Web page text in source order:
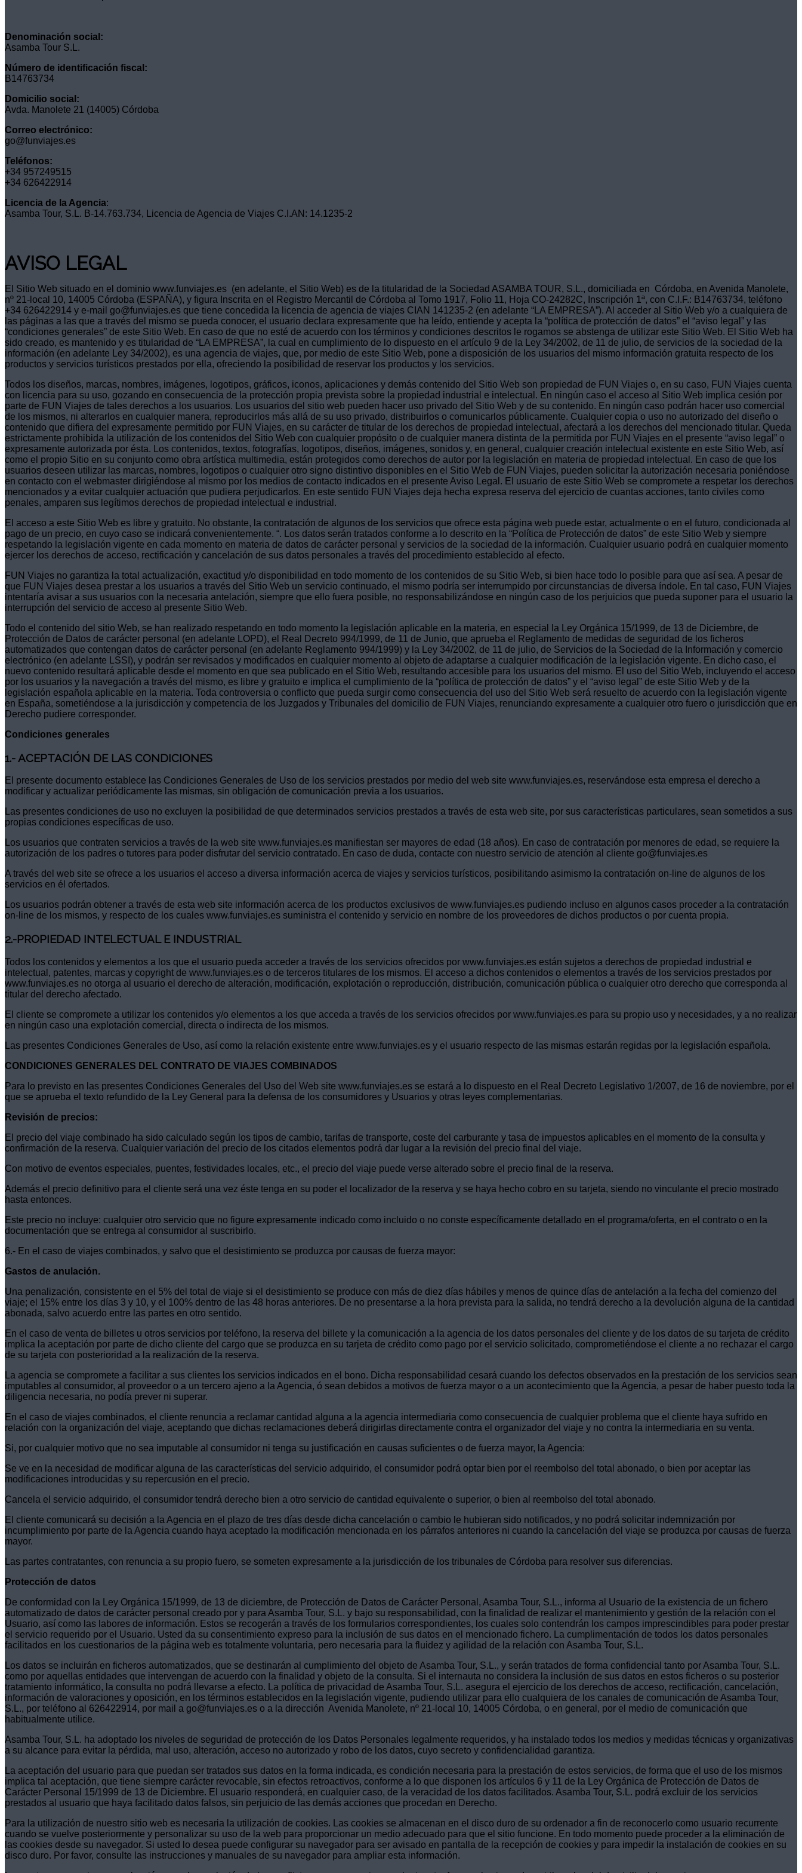
Denominación social:
Asamba Tour S.L.
Número de identificación fiscal:
B14763734
Domicilio social:
Avda. Manolete 21 (14005) Córdoba
Correo electrónico:
go@funviajes.es
Teléfonos:
+34 957249515
+34 626422914
Licencia de la Agencia:
Asamba Tour, S.L. B-14.763.734, Licencia de Agencia de Viajes C.I.AN: 14.1235-2
AVISO LEGAL
El Sitio Web situado en el dominio www.funviajes.es (en adelante, el Sitio Web) es de la titularidad de la Sociedad ASAMBA TOUR, S.L., domiciliada en Córdoba, en Avenida Manolete,
nº 21-local 10, 14005 Córdoba (ESPAÑA), y figura Inscrita en el Registro Mercantil de Córdoba al Tomo 1917, Folio 11, Hoja CO-24282C, Inscripción 1ª, con C.I.F.: B14763734, teléfono
+34 626422914 y e-mail go@funviajes.es que tiene concedida la licencia de agencia de viajes CIAN 141235-2 (en adelante “LA EMPRESA”). Al acceder al Sitio Web y/o a cualquiera de
las páginas a las que a través del mismo se pueda conocer, el usuario declara expresamente que ha leído, entiende y acepta la “política de protección de datos” el “aviso legal” y las
“condiciones generales” de este Sitio Web. En caso de que no esté de acuerdo con los términos y condiciones descritos le rogamos se abstenga de utilizar este Sitio Web. El Sitio Web ha
sido creado, es mantenido y es titularidad de “LA EMPRESA”, la cual en cumplimiento de lo dispuesto en el artículo 9 de la Ley 34/2002, de 11 de julio, de servicios de la sociedad de la
información (en adelante Ley 34/2002), es una agencia de viajes, que, por medio de este Sitio Web, pone a disposición de los usuarios del mismo información gratuita respecto de los
productos y servicios turísticos prestados por ella, ofreciendo la posibilidad de reservar los productos y los servicios.
Todos los diseños, marcas, nombres, imágenes, logotipos, gráficos, iconos, aplicaciones y demás contenido del Sitio Web son propiedad de FUN Viajes o, en su caso, FUN Viajes cuenta
con licencia para su uso, gozando en consecuencia de la protección propia prevista sobre la propiedad industrial e intelectual. En ningún caso el acceso al Sitio Web implica cesión por
parte de FUN Viajes de tales derechos a los usuarios. Los usuarios del sitio web pueden hacer uso privado del Sitio Web y de su contenido. En ningún caso podrán hacer uso comercial
de los mismos, ni alterarlos en cualquier manera, reproducirlos más allá de su uso privado, distribuirlos o comunicarlos públicamente. Cualquier copia o uso no autorizado del diseño o
contenido que difiera del expresamente permitido por FUN Viajes, en su carácter de titular de los derechos de propiedad intelectual, afectará a los derechos del mencionado titular. Queda
estrictamente prohibida la utilización de los contenidos del Sitio Web con cualquier propósito o de cualquier manera distinta de la permitida por FUN Viajes en el presente “aviso legal” o
expresamente autorizada por ésta. Los contenidos, textos, fotografías, logotipos, diseños, imágenes, sonidos y, en general, cualquier creación intelectual existente en este Sitio Web, así
como el propio Sitio en su conjunto como obra artística multimedia, están protegidos como derechos de autor por la legislación en materia de propiedad intelectual. En caso de que los
usuarios deseen utilizar las marcas, nombres, logotipos o cualquier otro signo distintivo disponibles en el Sitio Web de FUN Viajes, pueden solicitar la autorización necesaria poniéndose
en contacto con el webmaster dirigiéndose al mismo por los medios de contacto indicados en el presente Aviso Legal. El usuario de este Sitio Web se compromete a respetar los derechos
mencionados y a evitar cualquier actuación que pudiera perjudicarlos. En este sentido FUN Viajes deja hecha expresa reserva del ejercicio de cuantas acciones, tanto civiles como
penales, amparen sus legítimos derechos de propiedad intelectual e industrial.
El acceso a este Sitio Web es libre y gratuito. No obstante, la contratación de algunos de los servicios que ofrece esta página web puede estar, actualmente o en el futuro, condicionada al
pago de un precio, en cuyo caso se indicará convenientemente. “. Los datos serán tratados conforme a lo descrito en la “Política de Protección de datos” de este Sitio Web y siempre
respetando la legislación vigente en cada momento en materia de datos de carácter personal y servicios de la sociedad de la información. Cualquier usuario podrá en cualquier momento
ejercer los derechos de acceso, rectificación y cancelación de sus datos personales a través del procedimiento establecido al efecto.
FUN Viajes no garantiza la total actualización, exactitud y/o disponibilidad en todo momento de los contenidos de su Sitio Web, si bien hace todo lo posible para que así sea. A pesar de
que FUN Viajes desea prestar a los usuarios a través del Sitio Web un servicio continuado, el mismo podría ser interrumpido por circunstancias de diversa índole. En tal caso, FUN Viajes
intentaría avisar a sus usuarios con la necesaria antelación, siempre que ello fuera posible, no responsabilizándose en ningún caso de los perjuicios que pueda suponer para el usuario la
interrupción del servicio de acceso al presente Sitio Web.
Todo el contenido del sitio Web, se han realizado respetando en todo momento la legislación aplicable en la materia, en especial la Ley Orgánica 15/1999, de 13 de Diciembre, de
Protección de Datos de carácter personal (en adelante LOPD), el Real Decreto 994/1999, de 11 de Junio, que aprueba el Reglamento de medidas de seguridad de los ficheros
automatizados que contengan datos de carácter personal (en adelante Reglamento 994/1999) y la Ley 34/2002, de 11 de julio, de Servicios de la Sociedad de la Información y comercio
electrónico (en adelante LSSI), y podrán ser revisados y modificados en cualquier momento al objeto de adaptarse a cualquier modificación de la legislación vigente. En dicho caso, el
nuevo contenido resultará aplicable desde el momento en que sea publicado en el Sitio Web, resultando accesible para los usuarios del mismo. El uso del Sitio Web, incluyendo el acceso
por los usuarios y la navegación a través del mismo, es libre y gratuito e implica el cumplimiento de la “política de protección de datos” y el “aviso legal” de este Sitio Web y de la
legislación española aplicable en la materia. Toda controversia o conflicto que pueda surgir como consecuencia del uso del Sitio Web será resuelto de acuerdo con la legislación vigente
en España, sometiéndose a la jurisdicción y competencia de los Juzgados y Tribunales del domicilio de FUN Viajes, renunciando expresamente a cualquier otro fuero o jurisdicción que en
Derecho pudiere corresponder.
Condiciones generales
1.- ACEPTACIÓN DE LAS CONDICIONES
El presente documento establece las Condiciones Generales de Uso de los servicios prestados por medio del web site www.funviajes.es, reservándose esta empresa el derecho a
modificar y actualizar periódicamente las mismas, sin obligación de comunicación previa a los usuarios.
Las presentes condiciones de uso no excluyen la posibilidad de que determinados servicios prestados a través de esta web site, por sus características particulares, sean sometidos a sus
propias condiciones específicas de uso.
Los usuarios que contraten servicios a través de la web site www.funviajes.es manifiestan ser mayores de edad (18 años). En caso de contratación por menores de edad, se requiere la
autorización de los padres o tutores para poder disfrutar del servicio contratado. En caso de duda, contacte con nuestro servicio de atención al cliente go@funviajes.es
A través del web site se ofrece a los usuarios el acceso a diversa información acerca de viajes y servicios turísticos, posibilitando asimismo la contratación on-line de algunos de los
servicios en él ofertados.
Los usuarios podrán obtener a través de esta web site información acerca de los productos exclusivos de www.funviajes.es pudiendo incluso en algunos casos proceder a la contratación
on-line de los mismos, y respecto de los cuales www.funviajes.es suministra el contenido y servicio en nombre de los proveedores de dichos productos o por cuenta propia.
2.-PROPIEDAD INTELECTUAL E INDUSTRIAL
Todos los contenidos y elementos a los que el usuario pueda acceder a través de los servicios ofrecidos por www.funviajes.es están sujetos a derechos de propiedad industrial e
intelectual, patentes, marcas y copyright de www.funviajes.es o de terceros titulares de los mismos. El acceso a dichos contenidos o elementos a través de los servicios prestados por
www.funviajes.es no otorga al usuario el derecho de alteración, modificación, explotación o reproducción, distribución, comunicación pública o cualquier otro derecho que corresponda al
titular del derecho afectado.
El cliente se compromete a utilizar los contenidos y/o elementos a los que acceda a través de los servicios ofrecidos por www.funviajes.es para su propio uso y necesidades, y a no realizar
en ningún caso una explotación comercial, directa o indirecta de los mismos.
Las presentes Condiciones Generales de Uso, así como la relación existente entre www.funviajes.es y el usuario respecto de las mismas estarán regidas por la legislación española.
CONDICIONES GENERALES DEL CONTRATO DE VIAJES COMBINADOS
Para lo previsto en las presentes Condiciones Generales del Uso del Web site www.funviajes.es se estará a lo dispuesto en el Real Decreto Legislativo 1/2007, de 16 de noviembre, por el
que se aprueba el texto refundido de la Ley General para la defensa de los consumidores y Usuarios y otras leyes complementarias.
Revisión de precios:
El precio del viaje combinado ha sido calculado según los tipos de cambio, tarifas de transporte, coste del carburante y tasa de impuestos aplicables en el momento de la consulta y
confirmación de la reserva. Cualquier variación del precio de los citados elementos podrá dar lugar a la revisión del precio final del viaje.
Con motivo de eventos especiales, puentes, festividades locales, etc., el precio del viaje puede verse alterado sobre el precio final de la reserva.
Además el precio definitivo para el cliente será una vez éste tenga en su poder el localizador de la reserva y se haya hecho cobro en su tarjeta, siendo no vinculante el precio mostrado
hasta entonces.
Este precio no incluye: cualquier otro servicio que no figure expresamente indicado como incluido o no conste específicamente detallado en el programa/oferta, en el contrato o en la
documentación que se entrega al consumidor al suscribirlo.
6.- En el caso de viajes combinados, y salvo que el desistimiento se produzca por causas de fuerza mayor:
Gastos de anulación.
Una penalización, consistente en el 5% del total de viaje si el desistimiento se produce con más de diez días hábiles y menos de quince días de antelación a la fecha del comienzo del
viaje; el 15% entre los días 3 y 10, y el 100% dentro de las 48 horas anteriores. De no presentarse a la hora prevista para la salida, no tendrá derecho a la devolución alguna de la cantidad
abonada, salvo acuerdo entre las partes en otro sentido.
En el caso de venta de billetes u otros servicios por teléfono, la reserva del billete y la comunicación a la agencia de los datos personales del cliente y de los datos de su tarjeta de crédito
implica la aceptación por parte de dicho cliente del cargo que se produzca en su tarjeta de crédito como pago por el servicio solicitado, comprometiéndose el cliente a no rechazar el cargo
de su tarjeta con posterioridad a la realización de la reserva.
La agencia se compromete a facilitar a sus clientes los servicios indicados en el bono. Dicha responsabilidad cesará cuando los defectos observados en la prestación de los servicios sean
imputables al consumidor, al proveedor o a un tercero ajeno a la Agencia, ó sean debidos a motivos de fuerza mayor o a un acontecimiento que la Agencia, a pesar de haber puesto toda la
diligencia necesaria, no podía prever ni superar.
En el caso de viajes combinados, el cliente renuncia a reclamar cantidad alguna a la agencia intermediaria como consecuencia de cualquier problema que el cliente haya sufrido en
relación con la organización del viaje, aceptando que dichas reclamaciones deberá dirigirlas directamente contra el organizador del viaje y no contra la intermediaria en su venta.
Si, por cualquier motivo que no sea imputable al consumidor ni tenga su justificación en causas suficientes o de fuerza mayor, la Agencia:
Se ve en la necesidad de modificar alguna de las características del servicio adquirido, el consumidor podrá optar bien por el reembolso del total abonado, o bien por aceptar las
modificaciones introducidas y su repercusión en el precio.
Cancela el servicio adquirido, el consumidor tendrá derecho bien a otro servicio de cantidad equivalente o superior, o bien al reembolso del total abonado.
El cliente comunicará su decisión a la Agencia en el plazo de tres días desde dicha cancelación o cambio le hubieran sido notificados, y no podrá solicitar indemnización por
incumplimiento por parte de la Agencia cuando haya aceptado la modificación mencionada en los párrafos anteriores ni cuando la cancelación del viaje se produzca por causas de fuerza
mayor.
Las partes contratantes, con renuncia a su propio fuero, se someten expresamente a la jurisdicción de los tribunales de Córdoba para resolver sus diferencias.
Protección de datos
De conformidad con la Ley Orgánica 15/1999, de 13 de diciembre, de Protección de Datos de Carácter Personal, Asamba Tour, S.L., informa al Usuario de la existencia de un fichero
automatizado de datos de carácter personal creado por y para Asamba Tour, S.L. y bajo su responsabilidad, con la finalidad de realizar el mantenimiento y gestión de la relación con el
Usuario, así como las labores de información. Estos se recogerán a través de los formularios correspondientes, los cuales solo contendrán los campos imprescindibles para poder prestar
el servicio requerido por el Usuario. Usted da su consentimiento expreso para la inclusión de sus datos en el mencionado fichero. La cumplimentación de todos los datos personales
facilitados en los cuestionarios de la página web es totalmente voluntaria, pero necesaria para la fluidez y agilidad de la relación con Asamba Tour, S.L.
Los datos se incluirán en ficheros automatizados, que se destinarán al cumplimiento del objeto de Asamba Tour, S.L., y serán tratados de forma confidencial tanto por Asamba Tour, S.L.
como por aquellas entidades que intervengan de acuerdo con la finalidad y objeto de la consulta. Si el internauta no considera la inclusión de sus datos en estos ficheros o su posterior
tratamiento informático, la consulta no podrá llevarse a efecto. La política de privacidad de Asamba Tour, S.L. asegura el ejercicio de los derechos de acceso, rectificación, cancelación,
información de valoraciones y oposición, en los términos establecidos en la legislación vigente, pudiendo utilizar para ello cualquiera de los canales de comunicación de Asamba Tour,
S.L., por teléfono al 626422914, por mail a go@funviajes.es o a la dirección Avenida Manolete, nº 21-local 10, 14005 Córdoba, o en general, por el medio de comunicación que
habitualmente utilice.
Asamba Tour, S.L. ha adoptado los niveles de seguridad de protección de los Datos Personales legalmente requeridos, y ha instalado todos los medios y medidas técnicas y organizativas
a su alcance para evitar la pérdida, mal uso, alteración, acceso no autorizado y robo de los datos, cuyo secreto y confidencialidad garantiza.
La aceptación del usuario para que puedan ser tratados sus datos en la forma indicada, es condición necesaria para la prestación de estos servicios, de forma que el uso de los mismos
implica tal aceptación, que tiene siempre carácter revocable, sin efectos retroactivos, conforme a lo que disponen los artículos 6 y 11 de la Ley Orgánica de Protección de Datos de
Carácter Personal 15/1999 de 13 de Diciembre. El usuario responderá, en cualquier caso, de la veracidad de los datos facilitados. Asamba Tour, S.L. podrá excluir de los servicios
prestados al usuario que haya facilitado datos falsos, sin perjuicio de las demás acciones que procedan en Derecho.
Para la utilización de nuestro sitio web es necesaria la utilización de cookies. Las cookies se almacenan en el disco duro de su ordenador a fin de reconocerlo como usuario recurrente
cuando se vuelve posteriormente y personalizar su uso de la web para proporcionar un medio adecuado para que el sitio funcione. En todo momento puede proceder a la eliminación de
las cookies desde su navegador. Si usted lo desea puede configurar su navegador para ser avisado en pantalla de la recepción de cookies y para impedir la instalación de cookies en su
disco duro. Por favor, consulte las instrucciones y manuales de su navegador para ampliar esta información.